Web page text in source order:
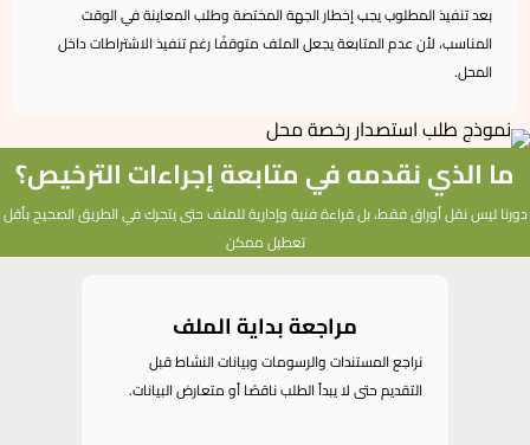
بعد تنفيذ المطلوب يجب إخطار الجهة المختصة وطلب المعاينة في الوقت
المناسب، لأن عدم المتابعة يجعل الملف متوقفًا رغم تنفيذ الاشتراطات داخل
المحل.
ما الذي نقدمه في متابعة إجراءات الترخيص؟
دورنا ليس نقل أوراق فقط، بل قراءة فنية وإدارية للملف حتى يتحرك في الطريق الصحيح بأقل
تعطيل ممكن
مراجعة بداية الملف
نراجع المستندات والرسومات وبيانات النشاط قبل
التقديم حتى لا يبدأ الطلب ناقصًا أو متعارض البيانات.